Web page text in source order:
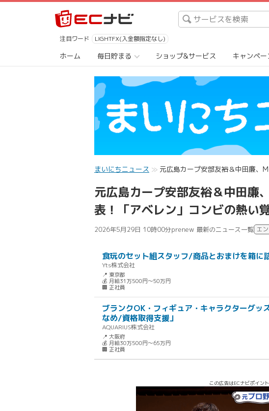
注目ワード LIGHTFX(入金額指定なし)
ホーム 毎日貯まる ショップ&サービス キャンペー
まいにちニュース 元広島カープ安部友裕＆中田廉、
元広島カープ安部友裕＆中田廉
表！「アベレン」コンビの熱い
2026年5月29日 10時00分prenew 最新のニュース一覧 エ
食玩のセット組スタッフ/商品とおまけを箱
Yts株式会社
📍 東京都
💰 月給31万500円～50万円
🏢 正社員
ブランクOK・フィギュア・キャラクターグ
なめ/資格取得支援」
AQUARIUS株式会社
📍 大阪府
💰 月給30万500円～65万円
🏢 正社員
この広告はECナビポイン